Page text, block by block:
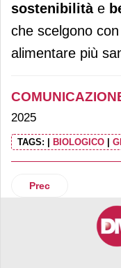
sostenibilitàe
che scelgono
alimentare più
2025
TAGS: BIOLOGICO
Articolo
Prec